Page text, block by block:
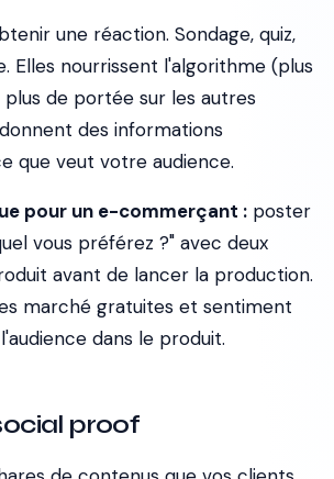
une réaction. Sondage, quiz,
Elles nourrissent l'algorithme (plus
de portée sur les autres
des informations
que veut votre audience.
pour un e-commerçant : poster
vous préférez ?" avec deux
avant de lancer la production.
marché gratuites et sentiment
dans le produit.
proof